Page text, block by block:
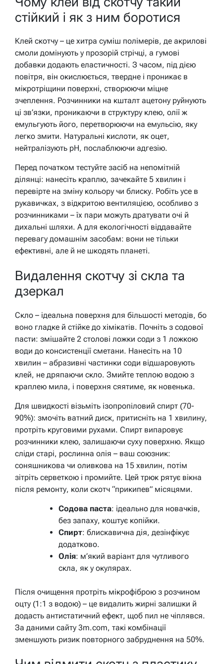
стійкий і як з ним боротися
Клей скотчу – це хитра суміш полімерів, де акрилові
смоли домінують у прозорій стрічці, а гумові
добавки додають еластичності. З часом, під дією
повітря, він окислюється, твердне і проникає в
мікротріщини поверхні, створюючи міцне
зчеплення. Розчинники на кшталт ацетону руйнують
ці зв’язки, проникаючи в структуру клею, олії ж
емульгують його, перетворюючи на емульсію, яку
легко змити. Натуральні кислоти, як оцет,
нейтралізують pH, послаблюючи адгезію.
Перед початком тестуйте засіб на непомітній
ділянці: нанесіть краплю, зачекайте 5 хвилин і
перевірте на зміну кольору чи блиску. Робіть усе в
рукавичках, з відкритою вентиляцією, особливо з
розчинниками – їх пари можуть дратувати очі й
дихальні шляхи. А для екологічності віддавайте
перевагу домашнім засобам: вони не тільки
ефективні, але й не шкодять планеті.
Видалення скотчу зі скла та
дзеркал
Скло – ідеальна поверхня для більшості методів, бо
воно гладке й стійке до хімікатів. Почніть з содової
пасти: змішайте 2 столові ложки соди з 1 ложкою
води до консистенції сметани. Нанесіть на 10
хвилин – абразивні частинки соди відшаровують
клей, не дряпаючи скло. Змийте теплою водою з
краплею мила, і поверхня сяятиме, як новенька.
Для швидкості візьміть ізопропіловий спирт (70-
90%): змочіть ватний диск, притисніть на 1 хвилину,
протріть круговими рухами. Спирт випаровує
розчинники клею, залишаючи суху поверхню. Якщо
сліди старі, рослинна олія – ваш союзник:
соняшникова чи оливкова на 15 хвилин, потім
зітріть серветкою і промийте. Цей трюк рятує вікна
після ремонту, коли скотч “прикипев” місяцями.
Содова паста: ідеально для новачків,
без запаху, коштує копійки.
Спирт: блискавична дія, дезінфікує
додатково.
Олія: м’який варіант для чутливого
скла, як у окулярах.
Після очищення протріть мікрофіброю з розчином
оцту (1:1 з водою) – це видалить жирні залишки й
додасть антистатичний ефект, щоб пил не чіплявся.
За даними сайту 3m.com, такі комбінації
зменшують ризик повторного забруднення на 50%.